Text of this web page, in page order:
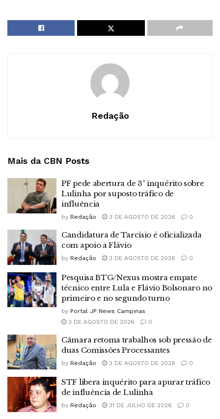
Redação
Mais da CBN Posts
PF pede abertura de 3º inquérito sobre
Lulinha por suposto tráfico de
influência
by Redação 3 DE AGOSTO DE 2026 0
Candidatura de Tarcísio é oficializada
com apoio a Flávio
by Redação 3 DE AGOSTO DE 2026 0
Pesquisa BTG/Nexus mostra empate
técnico entre Lula e Flávio Bolsonaro no
primeiro e no segundo turno
by Portal JP News Campinas
3 DE AGOSTO DE 2026
0
Câmara retoma trabalhos sob pressão de
duas Comissões Processantes
by Redação 3 DE AGOSTO DE 2026 0
STF libera inquérito para apurar tráfico
de influência de Lulinha
by Redação 31 DE JULHO DE 2026 0